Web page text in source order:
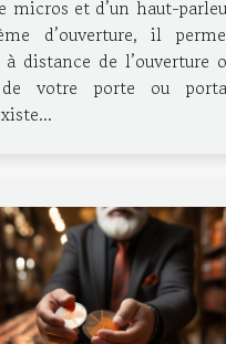
micros et d’un haut-
d’ouverture, il
distance de l’ouverture
de votre porte ou